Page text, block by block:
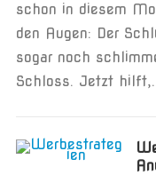
schon in diesem
den Augen: Der
sogar noch
Schloss. Jetzt